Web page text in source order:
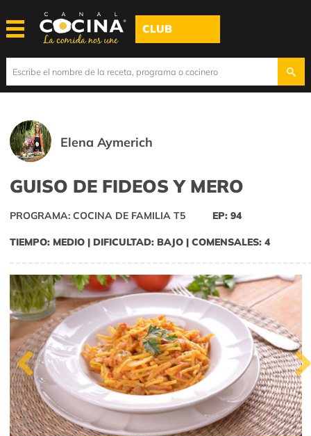
CLUB
Elena Aymerich
GUISO DE FIDEOS Y MERO
PROGRAMA: COCINA DE FAMILIA T5 EP: 94
TIEMPO: MEDIO | DIFICULTAD: BAJO | COMENSALES: 4
Previous Next